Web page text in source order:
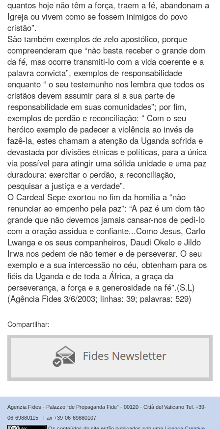
quantos hoje não têm a força, traem a fé, abandonam a
Igreja ou vivem como se fossem inimigos do povo
cristão”.
São também exemplos de zelo apostólico, porque
compreenderam que “não basta receber o grande dom
da fé, mas ocorre transmiti-lo com a vida coerente e a
palavra convicta”, exemplos de responsabilidade
enquanto “ o seu testemunho nos lembra que todos os
cristãos devem assumir para si a sua parte de
responsabilidade em suas comunidades”; por fim,
exemplos de perdão e reconciliação: “ Com o seu
heróico exemplo de padecer a violência ao invés de
fazê-la, estes chamam a atenção da Uganda sofrida e
devastada por divisões étnicas e políticas, para a única
via possível para atingir uma sólida unidade e uma paz
duradoura: exercitar o perdão, a reconciliação,
pesquisar a justiça e a verdade”.
O Cardeal Sepe exortou no fim da homilia a “não
renunciar ao empenho pela paz”: “A paz é um dom tão
grande que não devemos jamais cansar-nos de pedi-lo
com a oração assídua e confiante...Como Jesus, Carlo
Lwanga e os seus companheiros, Daudi Okelo e Jildo
Irwa nos pedem de não temer e de perseverar. O seu
exemplo e a sua intercessão no céu, obtenham para os
fiéis da Uganda e de toda a África, a graça da
perseverança, a força e a generosidade na fé”.(S.L)
(Agência Fides 3/6/2003; linhas: 39; palavras: 529)
Compartilhar:
Agenzia Fides - Palazzo “de Propaganda Fide” - 00120 - Città del Vaticano Tel. +39-
06-69880115 - Fax +39-06-69880107